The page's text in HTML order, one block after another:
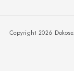
Copyright 2026